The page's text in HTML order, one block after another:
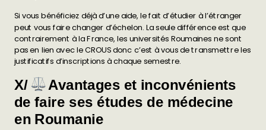
Si vous bénéficiez déjà d’une aide, le fait d’étudier à l’étranger
peut vous faire changer d’échelon. La seule différence est que
contrairement à la France, les universités Roumaines ne sont
pas en lien avec le CROUS donc c’est à vous de transmettre les
justificatifs d’inscriptions à chaque semestre.
X/
Avantages et inconvénients
de faire ses études de médecine
en Roumanie